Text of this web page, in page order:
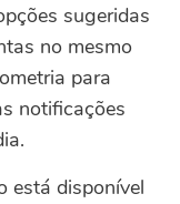
sugeridas
no mesmo
para
notificações
está disponível